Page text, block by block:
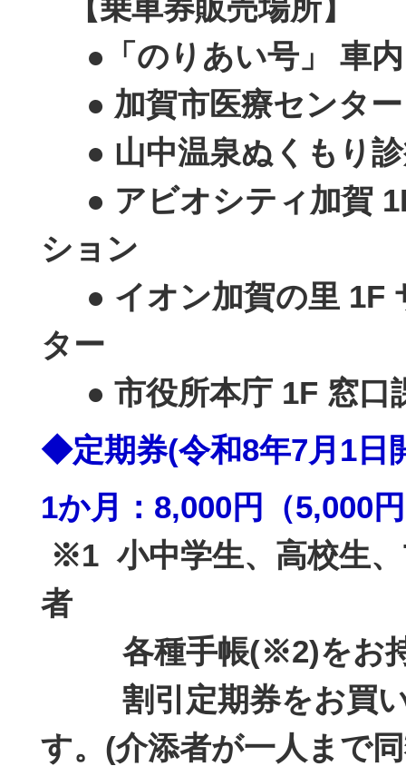
【乗車券販売場所】
●「のりあい号」 車内
● 加賀市医療センター
● 山中温泉ぬくもり診
● アビオシティ加賀
ション
● イオン加賀の里 1F
ター
● 市役所本庁 1F 窓口
◆定期券(令和8年7月1日
1か月：8,000円（5,000
※1 小中学生、高校生
者
各種手帳(※2)をお
割引定期券をお買い
す。(介添者が一人まで